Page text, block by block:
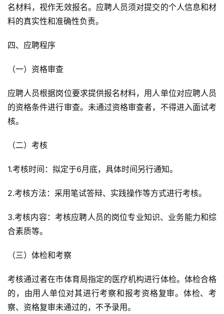
名材料，视作无效报名。应聘人员须对提交的个人信息和材
料的真实性和准确性负责。
四、应聘程序
（一）资格审查
应聘人员根据岗位要求提供报名材料，用人单位对应聘人员
的资格条件进行审查。未通过资格审查者，不得进入面试考
核。
（二）考核
1.考核时间：拟定于6月底，具体时间另行通知。
2.考核方法：采用笔试答辩、实践操作等方式进行考核。
3.考核内容：考核应聘人员的岗位专业知识、业务能力和综
合素质等。
（三）体检和考察
考核通过者在市体育局指定的医疗机构进行体检。体检合格
的，由用人单位对其进行考察和报考资格复审。体检、考
察、资格复审未通过的，不予录用。